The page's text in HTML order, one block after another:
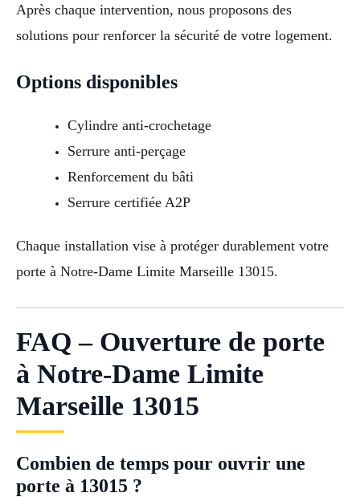
Après chaque intervention, nous proposons des
solutions pour renforcer la sécurité de votre logement.
Options disponibles
Cylindre anti-crochetage
Serrure anti-perçage
Renforcement du bâti
Serrure certifiée A2P
Chaque installation vise à protéger durablement votre
porte à Notre-Dame Limite Marseille 13015.
FAQ – Ouverture de porte
à Notre-Dame Limite
Marseille 13015
Combien de temps pour ouvrir une
porte à 13015 ?